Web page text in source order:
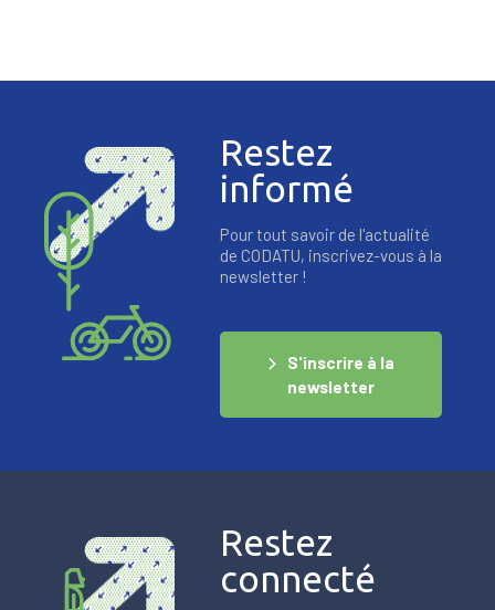
Restez
informé
Pour tout savoir de l'actualité
de CODATU, inscrivez-vous à la
newsletter !
S'inscrire à la
newsletter
Restez
connecté